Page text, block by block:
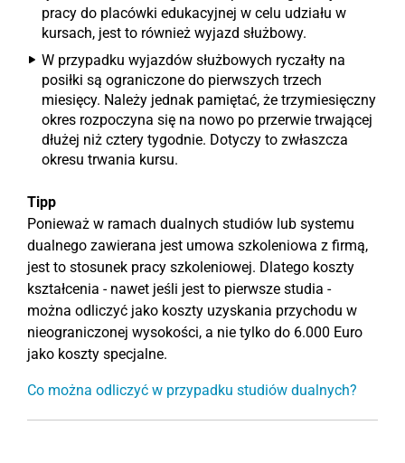
pracy do placówki edukacyjnej w celu udziału w
kursach, jest to również wyjazd służbowy.
W przypadku wyjazdów służbowych ryczałty na
posiłki są ograniczone do pierwszych trzech
miesięcy. Należy jednak pamiętać, że trzymiesięczny
okres rozpoczyna się na nowo po przerwie trwającej
dłużej niż cztery tygodnie. Dotyczy to zwłaszcza
okresu trwania kursu.
Tipp
Ponieważ w ramach dualnych studiów lub systemu
dualnego zawierana jest umowa szkoleniowa z firmą,
jest to stosunek pracy szkoleniowej. Dlatego koszty
kształcenia - nawet jeśli jest to pierwsze studia -
można odliczyć jako koszty uzyskania przychodu w
nieograniczonej wysokości, a nie tylko do 6.000 Euro
jako koszty specjalne.
Co można odliczyć w przypadku studiów dualnych?